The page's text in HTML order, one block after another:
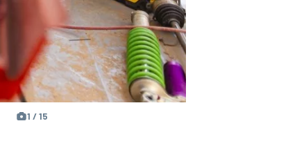
1 / 15